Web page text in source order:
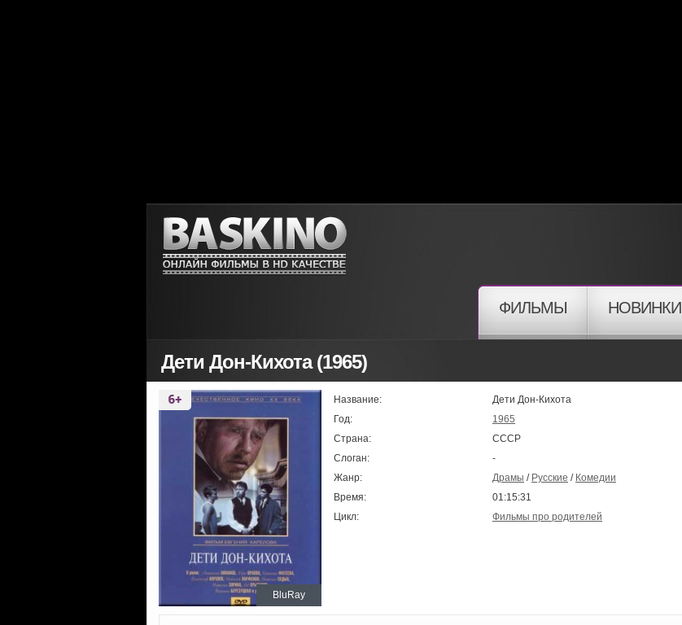
ФИЛЬМЫ НОВИНКИ
Дети Дон-Кихота (1965)
BluRay
Название:
Дети Дон-Кихота
Год:
1965
Страна:
СССР
Слоган:
-
Жанр:
Драмы / Русские / Комедии
Время:
01:15:31
Цикл:
Фильмы про родителей